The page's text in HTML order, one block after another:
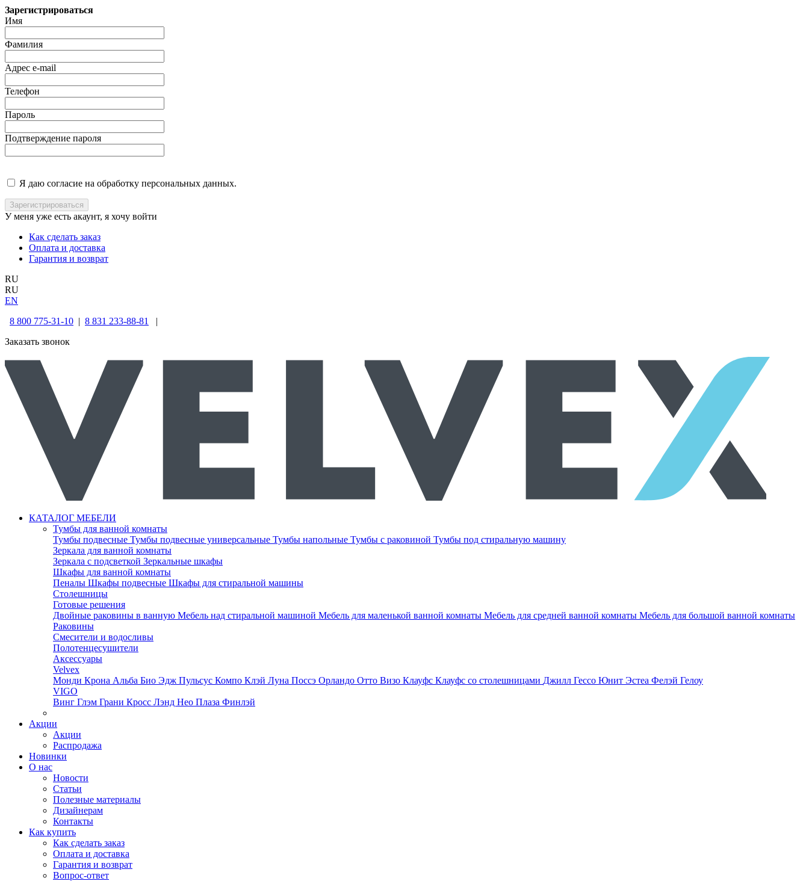
Зарегистрироваться
Имя
Фамилия
Адрес e-mail
Телефон
Пароль
Подтверждение пароля
Я даю согласие на обработку персональных данных.
У меня уже есть акаунт, я хочу войти
Как сделать заказ
Оплата и доставка
Гарантия и возврат
RU
RU
EN
8 800 775-31-10 | 8 831 233-88-81
|
Заказать звонок
КАТАЛОГ МЕБЕЛИ
Тумбы для ванной комнаты
Тумбы подвесные Тумбы подвесные универсальные Тумбы напольные Тумбы с раковиной Тумбы под стиральную машину
Зеркала для ванной комнаты
Зеркала с подсветкой Зеркальные шкафы
Шкафы для ванной комнаты
Пеналы Шкафы подвесные Шкафы для стиральной машины
Столешницы
Готовые решения
Двойные раковины в ванную Мебель над стиральной машиной Мебель для маленькой ванной комнаты Мебель для средней ванной комнаты Мебель для большой ванной комнаты
Раковины
Смесители и водосливы
Полотенцесушители
Аксессуары
Velvex
Монди Крона Альба Био Эдж Пульсус Компо Клэй Луна Поссэ Орландо Отто Визо Клауфс Клауфс со столешницами Джилл Гессо Юнит Эстеа Фелэй Гелоу
VIGO
Винг Глэм Грани Кросс Лэнд Нео Плаза Финлэй
Акции
Акции
Распродажа
Новинки
О нас
Новости
Статьи
Полезные материалы
Дизайнерам
Контакты
Как купить
Как сделать заказ
Оплата и доставка
Гарантия и возврат
Вопрос-ответ